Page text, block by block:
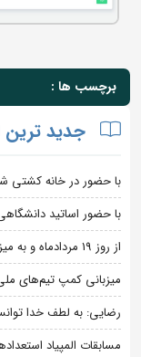
برچسب ها :
جدید ترین
با حضور در خانه کشتی
با حضور اساتید
از روز 19 مردادماه و به میزبانی کمپ تیم های ملی؛
میزبانی کمپ تیم‌های
رضایی: به لطف خدا
مسابقات المپیاد